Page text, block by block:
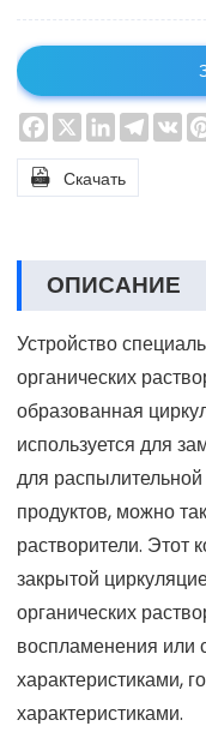
Facebook
X LinkedIn VK
 Скачать
ОПИСАНИЕ
Устройство
органических
образованная
используется для
для
продуктов, можно
растворители. Этот
закрытой
органических
воспламенения или
характеристиками,
характеристиками.